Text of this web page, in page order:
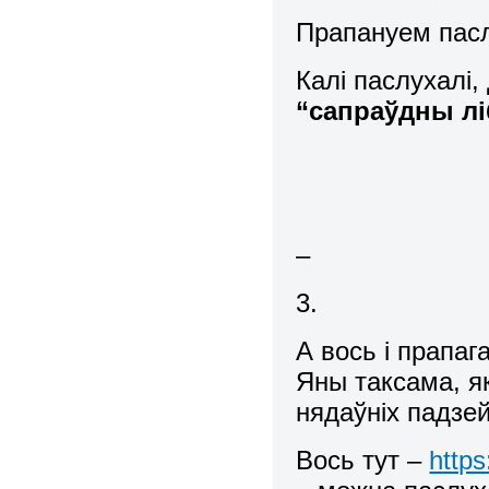
Прапануем
Калі
“сапраўдны
–
3.
А вось і
Яны таксама,
нядаўніх
Вось тут –